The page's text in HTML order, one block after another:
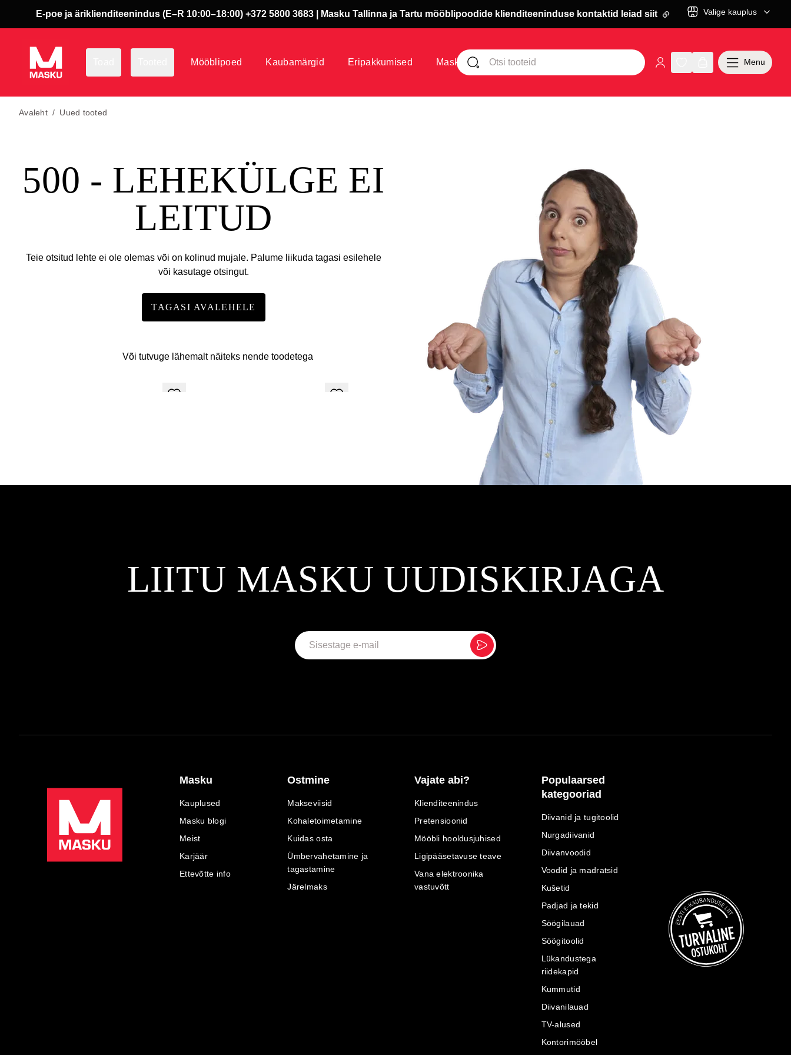
E-poe ja äriklienditeenindus (E–R 10:00–18:00) +372 5800 3683 | Masku Tallinna ja Tartu mööblipoodide klienditeeninduse kontaktid leiad siit Valige kauplus
Mööblipoed Kaubamärgid Eripakkumised Masku klubi Menu
Avaleht / Uued tooted
500 - LEHEKÜLGE EI
LEITUD
Teie otsitud lehte ei ole olemas või on kolinud mujale. Palume liikuda tagasi esilehele
või kasutage otsingut.
TAGASI AVALEHELE
Või tutvuge lähemalt näiteks nende toodetega
LIITU MASKU UUDISKIRJAGA
Masku
Kauplused
Masku blogi
Meist
Karjäär
Ettevõtte info
Ostmine
Makseviisid
Kohaletoimetamine
Kuidas osta
Ümbervahetamine ja
tagastamine
Järelmaks
Vajate abi?
Klienditeenindus
Pretensioonid
Mööbli hooldusjuhised
Ligipääsetavuse teave
Vana elektroonika
vastuvõtt
Populaarsed
kategooriad
Diivanid ja tugitoolid
Nurgadiivanid
Diivanvoodid
Voodid ja madratsid
Kušetid
Padjad ja tekid
Söögilauad
Söögitoolid
Lükandustega
riidekapid
Kummutid
Diivanilauad
TV-alused
Kontorimööbel